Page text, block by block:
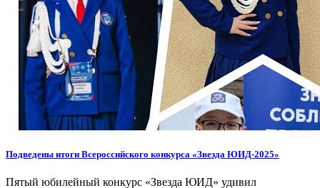
Подведены итоги Всероссийского конкурса «Звезда ЮИД-2025»
Пятый юбилейный конкурс «Звезда ЮИД» удивил